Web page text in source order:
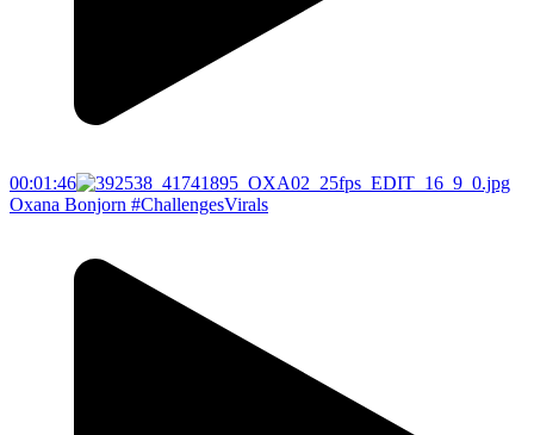
00:01:46
Oxana Bonjorn #ChallengesVirals